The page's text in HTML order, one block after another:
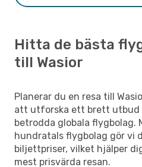
Hitta de bästa
till Wasior
Planerar du en resa till
att utforska ett brett
betrodda globala flygbolag.
hundratals flygbolag gör vi
biljettpriser, vilket hjälper
mest prisvärda resan.